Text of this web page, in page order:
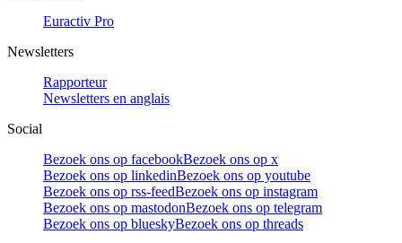
Euractiv Pro
Newsletters
Rapporteur
Newsletters en anglais
Social
Bezoek ons op facebookBezoek ons op x
Bezoek ons op linkedinBezoek ons op youtube
Bezoek ons op rss-feedBezoek ons op instagram
Bezoek ons op mastodonBezoek ons op telegram
Bezoek ons op blueskyBezoek ons op threads